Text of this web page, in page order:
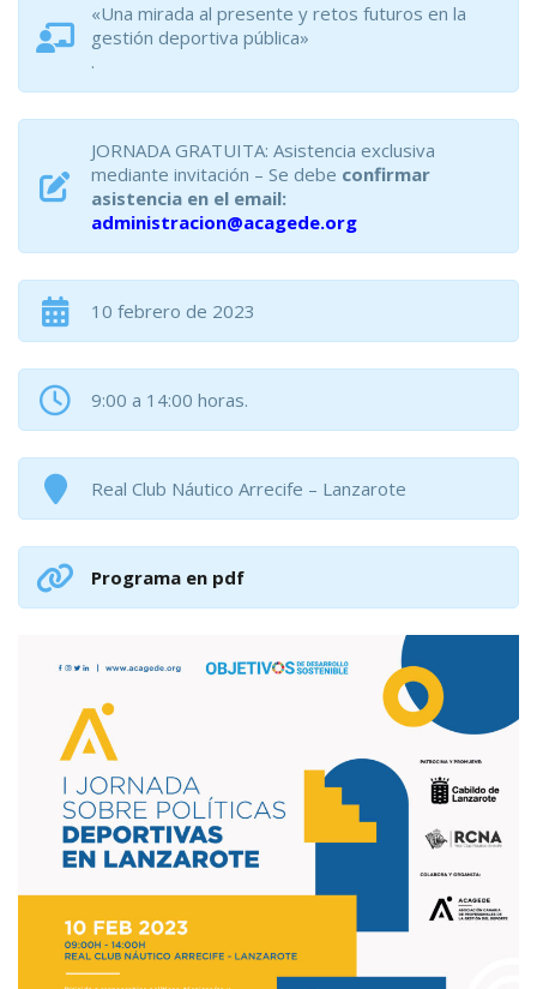
«Una mirada al presente y retos futuros en la
gestión deportiva pública»
.
JORNADA GRATUITA: Asistencia exclusiva
mediante invitación – Se debe confirmar
asistencia en el email:
administracion@acagede.org
10 febrero de 2023
9:00 a 14:00 horas.
Real Club Náutico Arrecife – Lanzarote
Programa en pdf